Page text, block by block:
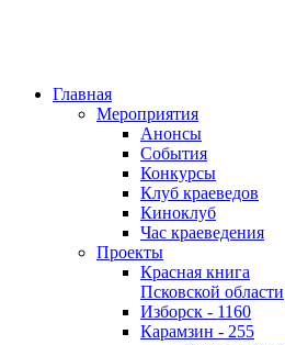
Главная
Мероприятия
Анонсы
События
Конкурсы
Клуб краеведов
Киноклуб
Час краеведения
Проекты
Красная книга
Псковской области
Изборск - 1160
Карамзин - 255